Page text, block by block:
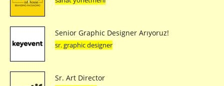
Senior Graphic Designer Arıyoruz!
sr. graphic designer
Sr. Art Director